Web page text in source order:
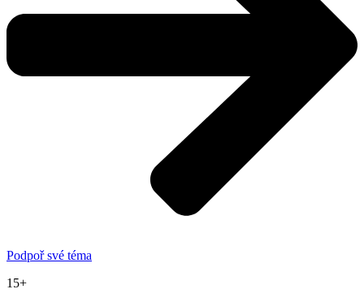
Podpoř své téma
15+